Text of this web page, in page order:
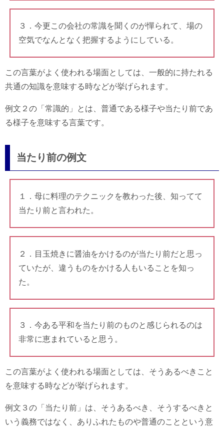
３．今更この会社の常識を聞くのが憚られて、場の
空気でなんとなく把握するようにしている。
この言葉がよく使われる場面としては、一般的に持たれる
共通の知識を意味する時などが挙げられます。
例文２の「常識的」とは、普通である様子や当たり前であ
る様子を意味する言葉です。
当たり前の例文
１．母に料理のテクニックを教わった後、知ってて
当たり前と言われた。
２．目玉焼きに醤油をかけるのが当たり前だと思っ
ていたが、違うものをかける人もいることを知っ
た。
３．今ある平和を当たり前のものと感じられるのは
非常に恵まれていると思う。
この言葉がよく使われる場面としては、そうあるべきこと
を意味する時などが挙げられます。
例文３の「当たり前」は、そうあるべき、そうするべきと
いう義務ではなく、ありふれたものや普通のことという意